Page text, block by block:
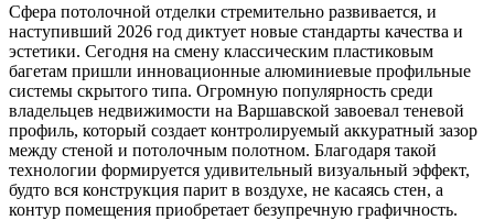
Сфера потолочной отделки стремительно развивается, и
наступивший 2026 год диктует новые стандарты качества и
эстетики. Сегодня на смену классическим пластиковым
багетам пришли инновационные алюминиевые профильные
системы скрытого типа. Огромную популярность среди
владельцев недвижимости на Варшавской завоевал теневой
профиль, который создает контролируемый аккуратный зазор
между стеной и потолочным полотном. Благодаря такой
технологии формируется удивительный визуальный эффект,
будто вся конструкция парит в воздухе, не касаясь стен, а
контур помещения приобретает безупречную графичность.